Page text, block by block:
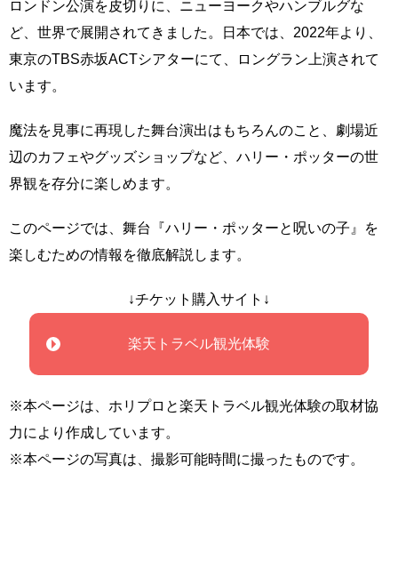
ロンドン公演を皮切りに、ニューヨークやハンブルグな
ど、世界で展開されてきました。日本では、2022年より、
東京のTBS赤坂ACTシアターにて、ロングラン上演されて
います。
魔法を見事に再現した舞台演出はもちろんのこと、劇場近
辺のカフェやグッズショップなど、ハリー・ポッターの世
界観を存分に楽しめます。
このページでは、舞台『ハリー・ポッターと呪いの子』を
楽しむための情報を徹底解説します。
↓チケット購入サイト↓
楽天トラベル観光体験
※本ページは、ホリプロと楽天トラベル観光体験の取材協
力により作成しています。
※本ページの写真は、撮影可能時間に撮ったものです。